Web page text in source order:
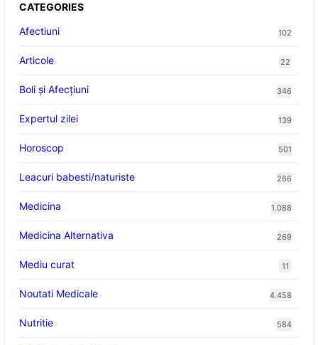
CATEGORIES
Afectiuni
102
Articole 22
Boli și Afecțiuni 346
Expertul zilei 139
Horoscop 501
Leacuri babesti/naturiste 266
Medicina 1.088
Medicina Alternativa 269
Mediu curat 11
Noutati Medicale 4.458
Nutritie 584